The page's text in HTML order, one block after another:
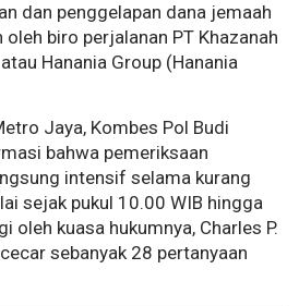
dan penggelapan dana jemaah
biro perjalanan PT Khazanah
Hanania Group (Hanania
Jaya, Kombes Pol Budi
bahwa pemeriksaan
intensif selama kurang
sejak pukul 10.00 WIB hingga
oleh kuasa hukumnya, Charles P.
sebanyak 28 pertanyaan